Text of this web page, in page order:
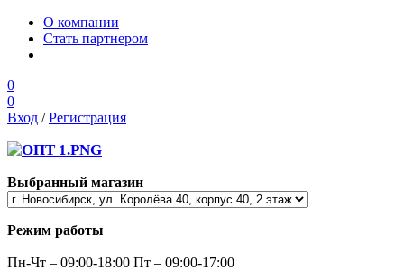
О компании
Стать партнером
0
0
Вход /Регистрация
Выбранный магазин
Режим работы
Пн-Чт – 09:00-18:00 Пт – 09:00-17:00